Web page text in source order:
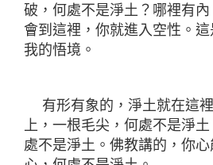
破，何處不是淨土？哪裡有
會到這裡，你就進入空性。
我的悟境。
有形有象的，淨土就在這
上，一根毛尖，何處不是淨
處不是淨土。佛教講的，你